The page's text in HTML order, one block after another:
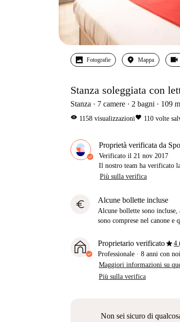
Fotografie Mappa
Stanza soleggiata con
Stanza 7 camere 2 bagni 109
visibility 1158 visualizzazionifavorite 110 volte
Proprietà verificata da
Verificato il 21 nov 2017
Il nostro team ha verificato
Più sulla verifica
euro Alcune bollette incluse
Alcune bollette sono
sono comprese nel canone e
Proprietario verificatostar4
Professionale · 8 anni con noi
Maggiori informazioni su
Più sulla verifica
Non sei sicuro di